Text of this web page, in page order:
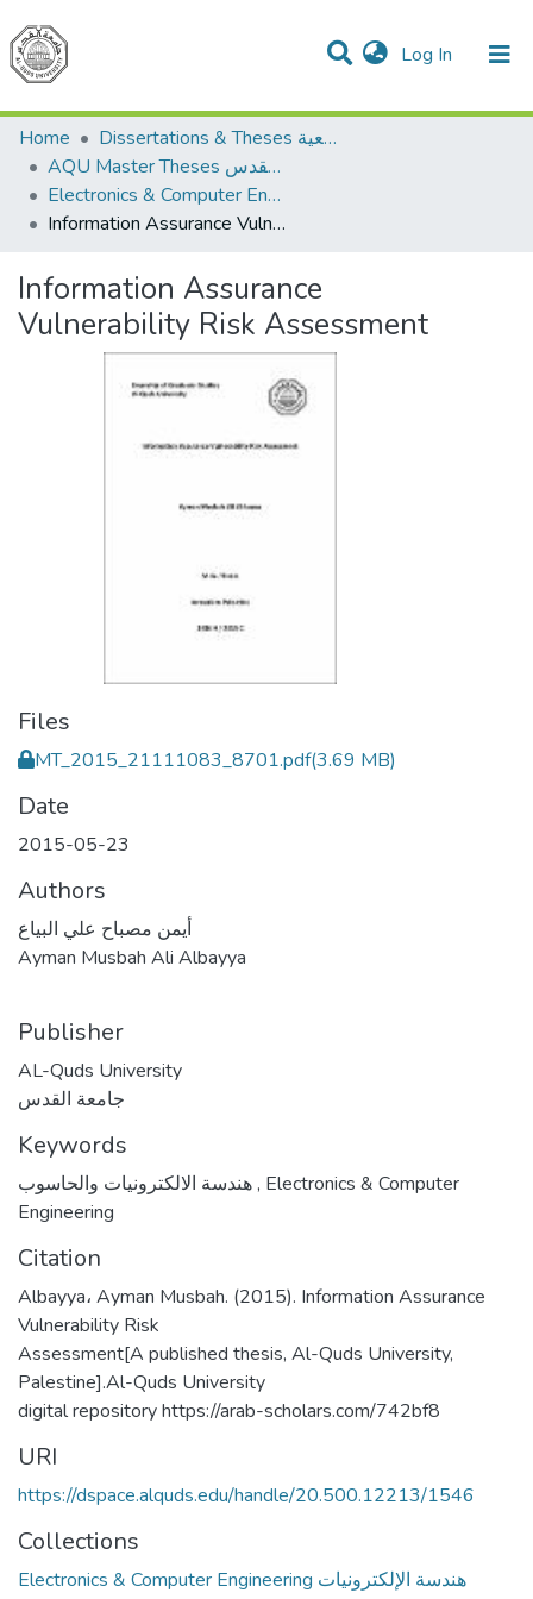
Log In (current)
Communities & Collections
All of DSpace
Home
Dissertations & Theses الرسائل الجامعية
AQU Master Theses الرسائل الجامعية الخاصة بجامعة القدس
Electronics & Computer Engineering هندسة الإلكترونيات والحاسوب
Information Assurance Vulnerability Risk Assessment
Information Assurance
Vulnerability Risk Assessment
Files
MT_2015_21111083_8701.pdf(3.69 MB)
Date
2015-05-23
Authors
أيمن مصباح علي البياع
Ayman Musbah Ali Albayya
Publisher
AL-Quds University
جامعة القدس
Keywords
, Electronics & Computer
Engineering
Citation
Albayya، Ayman Musbah. (2015). Information Assurance
Vulnerability Risk
Assessment[A published thesis, Al-Quds University,
Palestine].Al-Quds University
digital repository https://arab-scholars.com/742bf8
URI
https://dspace.alquds.edu/handle/20.500.12213/1546
Collections
Electronics & Computer Engineering هندسة الإلكترونيات